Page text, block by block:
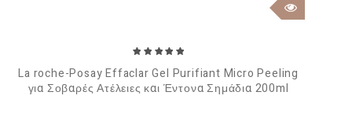
La roche-Posay Effaclar Gel Purifiant Micro Peeling
για Σοβαρές Ατέλειες και Έντονα Σημάδια 200ml